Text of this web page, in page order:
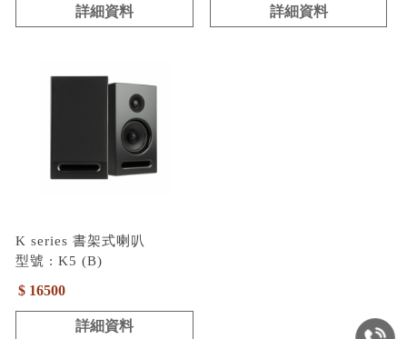
詳細資料 詳細資料
K series 書架式喇叭
型號 : K5 (B)
$ 16500
詳細資料